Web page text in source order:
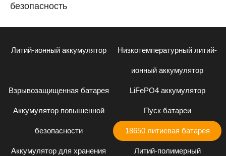
безопасность
Литий-ионный аккумулятор Низкотемпературный литий-
ионный аккумулятор
Взрывозащищенная батарея LiFePO4 аккумулятор
Аккумулятор повышенной
безопасности
Пуск батареи
18650 литиевая батарея
Аккумулятор для хранения Литий-полимерный